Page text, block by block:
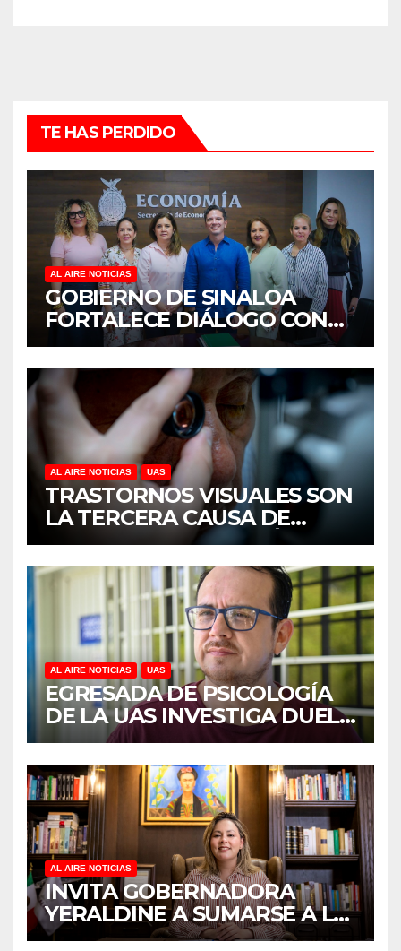
TE HAS PERDIDO
AL AIRE NOTICIAS
GOBIERNO DE SINALOA
FORTALECE DIÁLOGO CON
MUJERES EMPRESARIAS DE
CULIACÁN
AL AIRE NOTICIAS UAS
TRASTORNOS VISUALES SON
LA TERCERA CAUSA DE
DISCAPACIDAD EN MÉXICO,
REVELA ESTUDIO DEL
CIDOCS DE LA UAS
AL AIRE NOTICIAS UAS
EGRESADA DE PSICOLOGÍA
DE LA UAS INVESTIGA DUELO
ANTICIPADO Y SOBRECARGA
EN CUIDADORES DE
ADULTOS MAYORES
AL AIRE NOTICIAS
INVITA GOBERNADORA
YERALDINE A SUMARSE A LA
JORNADA NACIONAL DE